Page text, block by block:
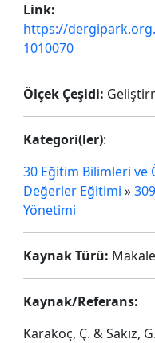
Link:
https://
1010070
Ölçek Çeşidi:
Kategori(ler):
30 Eğitim Bilimleri
Değerler Eğitimi »
Yönetimi
Kaynak Türü: Makale
Kaynak/Referans:
Karakoç, Ç. & Sakız,